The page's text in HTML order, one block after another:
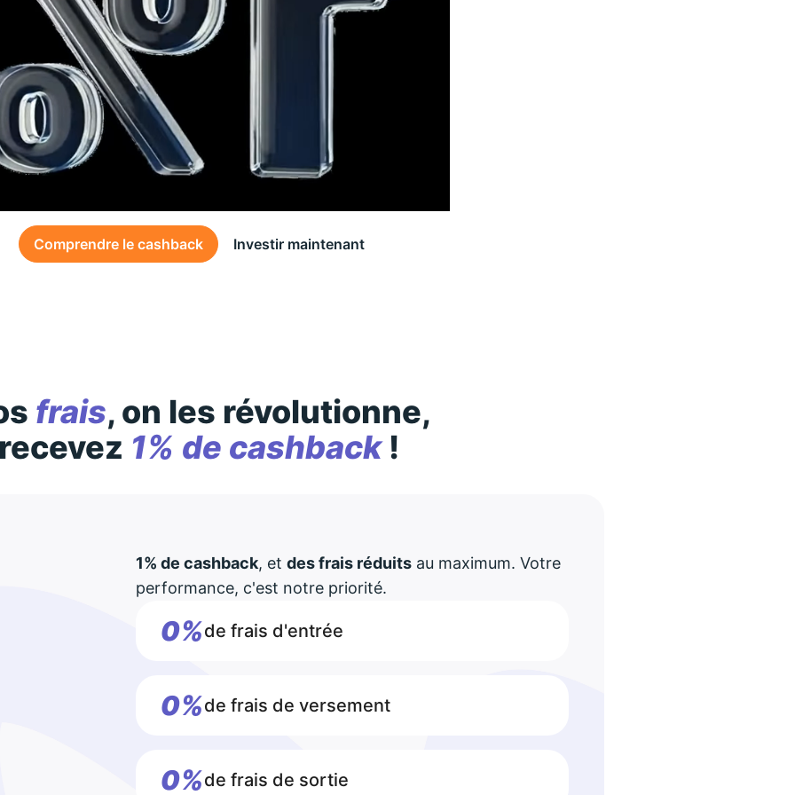
Comprendre le cashback Investir maintenant
frais, on les révolutionne,
1% de cashback!
1% de cashback, et des frais réduitsau maximum. Votre
performance, c'est notre priorité.
0%de frais d'entrée
0%de frais de versement
0%de frais de sortie